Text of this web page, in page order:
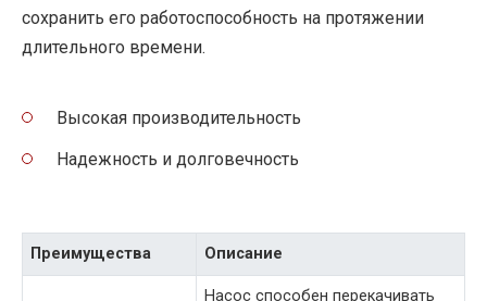
сохранить его работоспособность на протяжении
длительного времени.
Высокая производительность
Надежность и долговечность
Преимущества Описание
Насос способен перекачивать